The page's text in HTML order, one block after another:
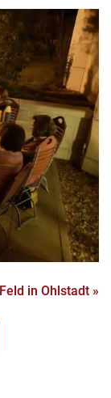
in Ohlstadt »